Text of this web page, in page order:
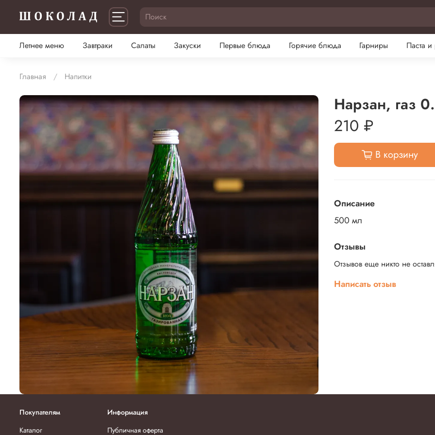
Летнее меню
Завтраки Салаты Закуски Первые блюда Горячие блюда Гарниры Паста и
Главная Напитки
Нарзан, газ
210 ₽
В корзину
Описание
500 мл
Отзывы
Отзывов еще никто не
Написать отзыв
Покупателям
Каталог
Информация
Публичная оферта